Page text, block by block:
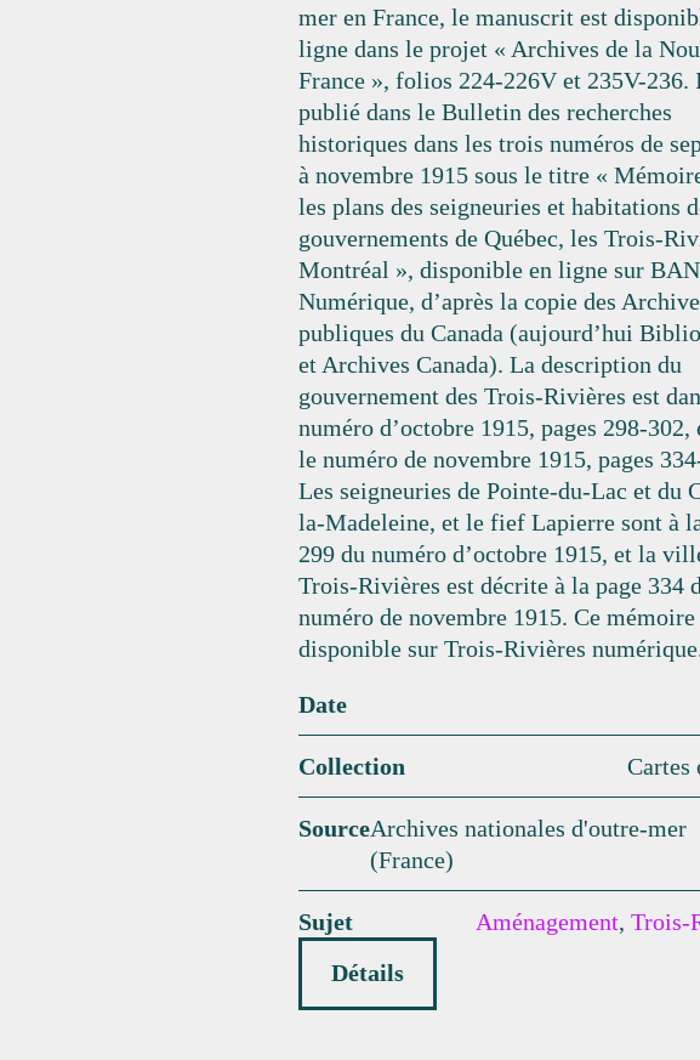
mer en France, le manuscrit est
ligne dans le projet « Archives de la
France », folios 224-226V et 235V-236.
publié dans le Bulletin des recherches
historiques dans les trois numéros de
à novembre 1915 sous le titre «
les plans des seigneuries et habitations
gouvernements de Québec, les Trois-
Montréal », disponible en ligne sur
Numérique, d’après la copie des
publiques du Canada (aujourd’hui
et Archives Canada). La description du
gouvernement des Trois-Rivières est
numéro d’octobre 1915, pages 298-302,
le numéro de novembre 1915, pages
Les seigneuries de Pointe-du-Lac et du
la-Madeleine, et le fief Lapierre sont à
299 du numéro d’octobre 1915, et la
Trois-Rivières est décrite à la page 334
numéro de novembre 1915. Ce mémoire
disponible sur Trois-Rivières
Date
Collection Cartes
SourceArchives nationales d'outre-mer
(France)
Sujet Aménagement, Trois-
Détails